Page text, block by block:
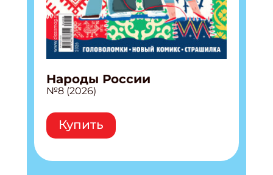
Народы России
№8 (2026)
Купить